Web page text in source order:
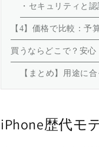
・セキュリティと
【4】価格で比較：予
買うならどこで？安
【まとめ】用途に
iPhone歴代モ